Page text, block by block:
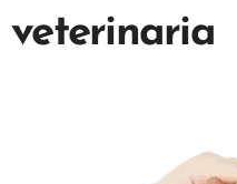
veterinaria